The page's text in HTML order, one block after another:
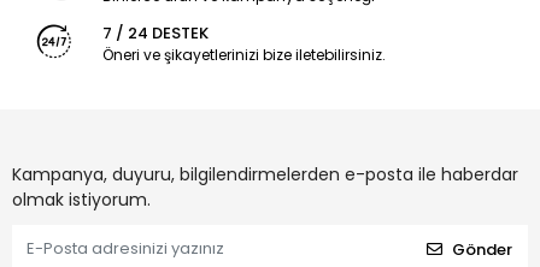
7 / 24 DESTEK
Öneri ve şikayetlerinizi bize iletebilirsiniz.
Kampanya, duyuru, bilgilendirmelerden e-posta ile haberdar
olmak istiyorum.
Gönder